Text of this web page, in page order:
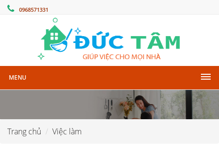
0968571331
MENU
Trang chủ Việc làm